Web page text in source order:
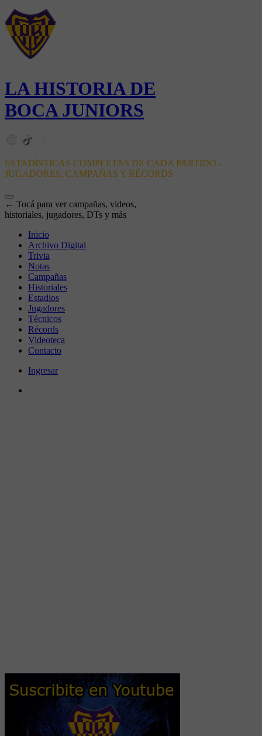
LA HISTORIA DE
BOCA JUNIORS
ESTADÍSTICAS COMPLETAS DE CADA PARTIDO -
JUGADORES, CAMPAÑAS Y RÉCORDS
← Tocá para ver campañas, videos,
historiales, jugadores, DTs y más
Inicio
Archivo Digital
Trivia
Notas
Campañas
Historiales
Estadios
Jugadores
Técnicos
Récords
Videoteca
Contacto
Ingresar